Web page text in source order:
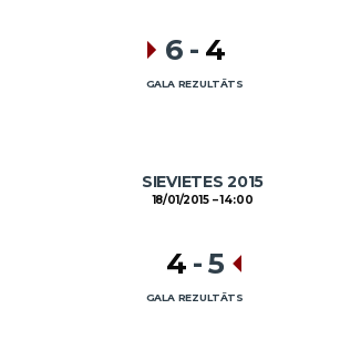
6 - 4
GALA REZULTĀTS
SIEVIETES 2015
18/01/2015 14:00
4 -5
GALA REZULTĀTS